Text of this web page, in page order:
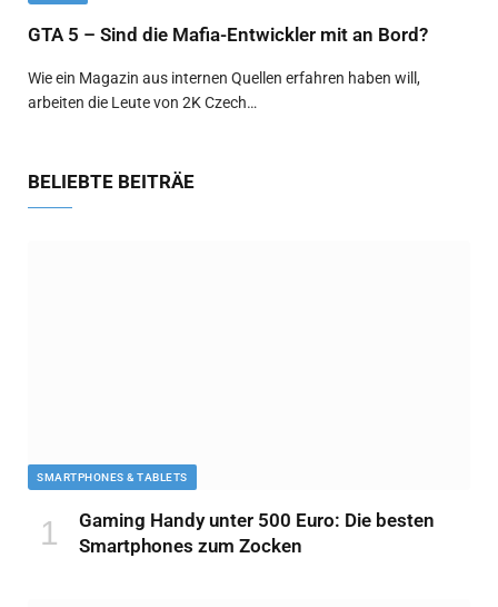
GTA 5 – Sind die Mafia-Entwickler mit an Bord?
Wie ein Magazin aus internen Quellen erfahren haben will,
arbeiten die Leute von 2K Czech…
BELIEBTE BEITRÄE
SMARTPHONES & TABLETS
Gaming Handy unter 500 Euro: Die besten
Smartphones zum Zocken